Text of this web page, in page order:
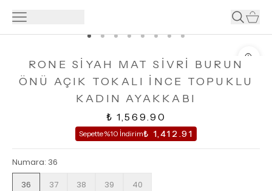
RONE SİYAH MAT SİVRİ BURUN
ÖNÜ AÇIK TOKALI İNCE TOPUKLU
KADIN AYAKKABI
₺ 1,569.90
Sepette %10 İndirim₺ 1,412.91
Numara: 36
36
37 38 39 40